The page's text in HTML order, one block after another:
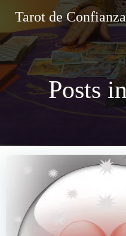
Tarot de Confianza
Posts